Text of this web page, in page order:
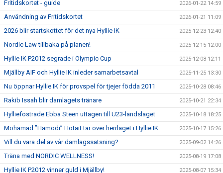
Fritidskortet - guide 2026-01-22 14:59
Användning av Fritidskortet 2026-01-21 11:09
2026 blir startskottet för det nya Hyllie IK 2025-12-23 12:40
Nordic Law tillbaka på planen! 2025-12-15 12:00
Hyllie IK P2012 segrade i Olympic Cup 2025-12-08 12:11
Mjällby AIF och Hyllie IK inleder samarbetsavtal 2025-11-25 13:30
Nu öppnar Hyllie IK för provspel för tjejer födda 2011 2025-10-28 08:46
Rakib Issah blir damlagets tränare 2025-10-21 22:34
Hylliefostrade Ebba Steen uttagen till U23-landslaget 2025-10-18 18:25
Mohamad ”Hamodi” Hotait tar över herrlaget i Hyllie IK 2025-10-17 15:26
Vill du vara del av vår damlagssatsning? 2025-09-02 14:26
Träna med NORDIC WELLNESS! 2025-08-19 17:08
Hyllie IK P2012 vinner guld i Mjällby! 2025-08-07 15:34